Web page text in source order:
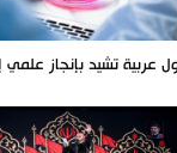
عربية تشيد بإنجاز علمي